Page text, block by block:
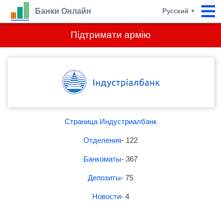
Підтримати армію
Банки Онлайн Русский ▼
Страница Индустриалбанк
Отделения- 122
Банкоматы- 367
Депозиты- 75
Новости- 4